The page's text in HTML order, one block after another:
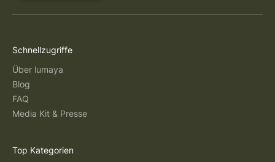
Schnellzugriffe
Über lumaya
Blog
FAQ
Media Kit & Presse
Top Kategorien